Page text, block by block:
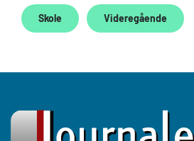
Skole Videregående